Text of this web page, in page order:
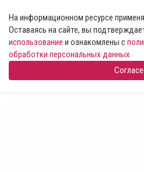
На информационном ресурсе
Оставаясь на сайте, вы
использование и ознакомлены с
обработки персональных данных